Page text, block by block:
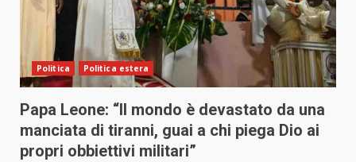
Politica Politica estera
Papa Leone: “Il mondo è devastato da una
manciata di tiranni, guai a chi piega Dio ai
propri obbiettivi militari”